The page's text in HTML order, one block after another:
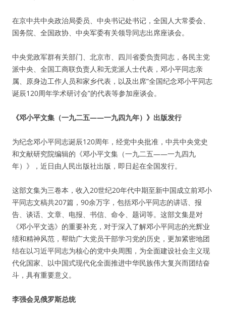
在京中共中央政治局委员、中央书记处书记，全国人大常委会、
国务院、全国政协、中央军委有关领导同志出席座谈会。
中央党政军群有关部门、北京市、四川省委负责同志，各民主党
派中央、全国工商联负责人和无党派人士代表，邓小平同志亲
属、原身边工作人员和家乡代表，以及出席“全国纪念邓小平同志
诞辰120周年学术研讨会”的代表等参加座谈会。
《邓小平文集（一九二五——一九四九年）》出版发行
为纪念邓小平同志诞辰120周年，经党中央批准，中共中央党史
和文献研究院编辑的《邓小平文集（一九二五——一九四九
年）》，近日由人民出版社出版，即日起在全国发行。
这部文集为三卷本，收入20世纪20年代中期至新中国成立前邓小
平同志文稿共207篇，90余万字，包括邓小平同志的讲话、报
告、谈话、文章、电报、书信、命令、题词等。这部文集是对
《邓小平文选》的重要补充，对于深入了解邓小平同志的光辉业
绩和精神风范，帮助广大党员干部学习党的历史，更加紧密地团
结在以习近平同志为核心的党中央周围，为全面建设社会主义现
代化国家、以中国式现代化全面推进中华民族伟大复兴而团结奋
斗，具有重要意义。
李强会见俄罗斯总统